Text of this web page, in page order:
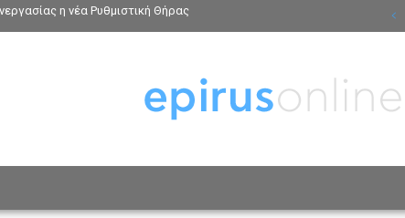
η νέα Ρυθμιστική Θήρας